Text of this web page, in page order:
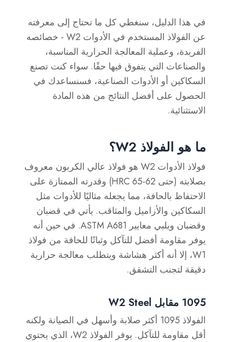
في هذا الدليل، سنغطي كل ما تحتاج إلى معرفته
عن الفولاذ المستخدم في الأدوات W2 - خصائصه
الفريدة، وعملية المعالجة الحرارية المناسبة،
والصناعات التي يتفوق فيها حقًا. سواء كنت تصنع
السكاكين أو الأدوات الصناعية، فسنساعدك في
الحصول على أفضل النتائج من هذه المادة
الاستثنائية.
ما هو الفولاذ W2؟
فولاذ الأدوات W2 هو فولاذ عالي الكربون معروف
بصلابته (حتى 62-65 HRC) وقدرته الممتازة على
الاحتفاظ بالحافة، مما يجعله مثاليًا للأدوات مثل
السكاكين والأزاميل والمثاقب. يأتي في قضبان
وقضبان ويلبي معايير ASTM A681. في حين أنه
يوفر مقاومة أفضل للتآكل وثباتًا للحافة من فولاذ
W1، إلا أنه أكثر هشاشة ويتطلب معالجة حرارية
دقيقة لتجنب التشقق.
1095 مقابل W2 Steel
الفولاذ 1095 أكثر صلابة وأسهل في الصيانة ولكنه
أقل مقاومة للتآكل. يوفر الفولاذ W2، الذي يحتوي